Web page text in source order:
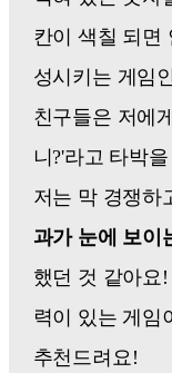
칸이 색칠 되면
성시키는 게임
친구들은 저에
니?'라고 타박
저는 막 경쟁하
과가 눈에 보이
했던 것 같아요
력이 있는 게임
추천드려요!